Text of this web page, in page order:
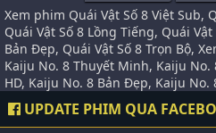
Xem phim Quái Vật Số 8 Việt Sub,
Quái Vật Số 8 Lồng Tiếng, Quái
Bản Đẹp, Quái Vật Số 8 Trọn Bộ,
Kaiju No. 8 Thuyết Minh, Kaiju
HD, Kaiju No. 8 Bản Đẹp, Kaiju No.
UPDATE PHIM QUA